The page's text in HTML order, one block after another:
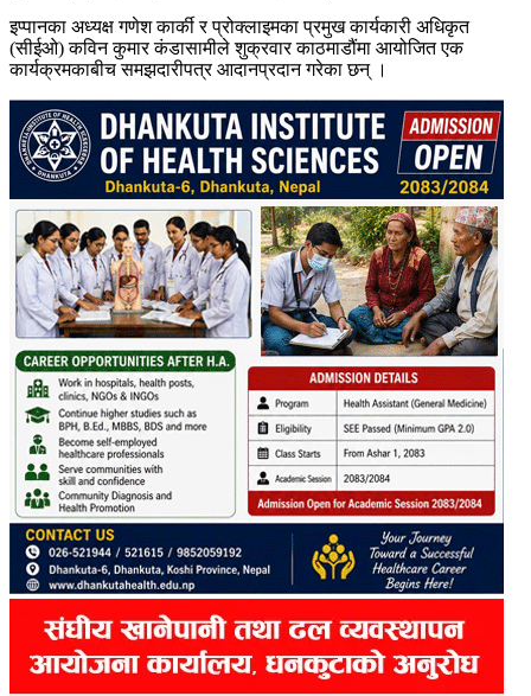
इप्पानका अध्यक्ष गणेश कार्की र प्रोक्लाइमका प्रमुख कार्यकारी अधिकृत
(सीईओ) कविन कुमार कंडासामीले शुक्रवार काठमाडौंमा आयोजित एक
कार्यक्रमकाबीच समझदारीपत्र आदानप्रदान गरेका छन् ।